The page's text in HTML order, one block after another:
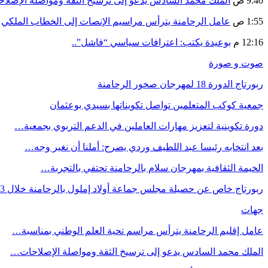
1:55 ص عامل الرحامنة يترأس مراسيم الإنصات إلى الخطاب الملكي
12:16 م بوعيدة يكتب: اعترافات سياسي “فاشل”..
صوت و صورة
ربورتاج الدورة 18 لمهرجان صخور الرحامنة
جمعية كوكب المتعلمين تواصل تكويناتها بسيدي بوعثمان
دورة تكوينية لتعزيز مهارات العاملين في الدعم التربوي بجمعية…
بعد انتخابه رئيسا عبد اللطيف وردي يصرح: أملنا أن نغير وجه…
الخيمة الثقافية بمهرجان سلام بالرحامنة تحتفي بالتجربة…
ربورتاج خاص عن حصيلة مجلس جماعة أولاد إملول بالرحامنة خلال 3…
جهات
عامل إقليم الرحامنة يترأس مراسم تحية العلم الوطني بمناسبة…
الملك محمد السادس يدعو إلى ترسيخ الثقة ومواصلة الإصلاحات…